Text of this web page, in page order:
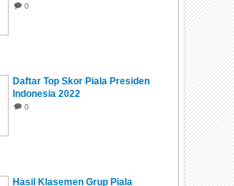
0
Daftar Top Skor Piala Presiden
Indonesia 2022
0
Hasil Klasemen Grup Piala